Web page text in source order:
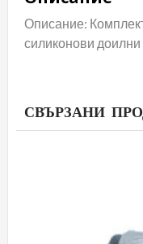
доилни
чорапи
Описание:
силиконови доилни
СВЪРЗАНИ